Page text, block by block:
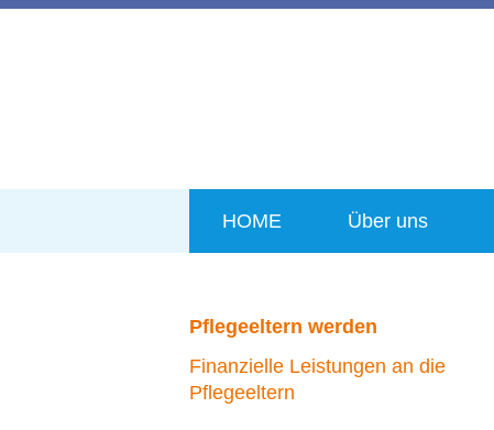
HOME Über uns
Pflegeeltern werden
Finanzielle Leistungen an die
Pflegeeltern